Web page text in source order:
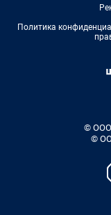
Политика
© ООО
©